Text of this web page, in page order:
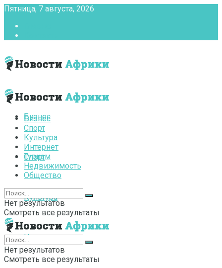
Пятница, 7 августа, 2026
Бизнес
Спорт
Культура
Интернет
Бизнес
Спорт
Культура
Интернет
Туризм
Недвижимость
Общество
Нет результатов
Смотреть все результаты
Нет результатов
Смотреть все результаты